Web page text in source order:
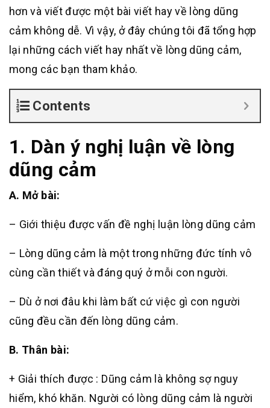
hơn và viết được một bài viết hay về lòng dũng
cảm không dễ. Vì vậy, ở đây chúng tôi đã tổng hợp
lại những cách viết hay nhất về lòng dũng cảm,
mong các bạn tham khảo.
Contents
1. Dàn ý nghị luận về lòng
dũng cảm
A. Mở bài:
– Giới thiệu được vấn đề nghị luận lòng dũng cảm
– Lòng dũng cảm là một trong những đức tính vô
cùng cần thiết và đáng quý ở mỗi con người.
– Dù ở nơi đâu khi làm bất cứ việc gì con người
cũng đều cần đến lòng dũng cảm.
B. Thân bài:
+ Giải thích được : Dũng cảm là không sợ nguy
hiểm, khó khăn. Người có lòng dũng cảm là người